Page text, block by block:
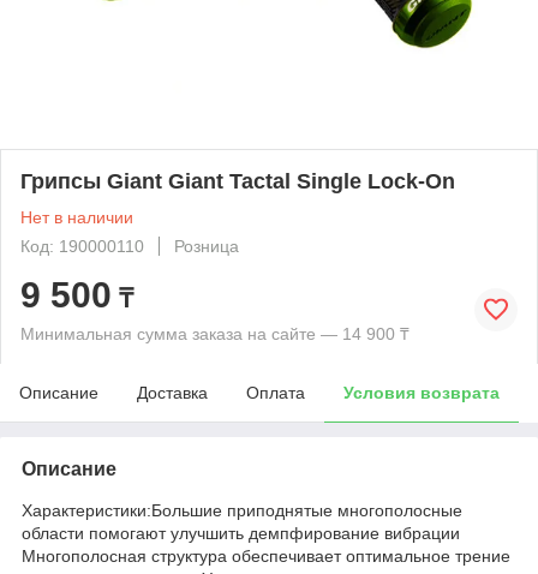
Грипсы Giant Giant Tactal Single Lock-On
Нет в наличии
Код: 190000110
Розница
9 500 ₸
Минимальная сумма заказа на сайте — 14 900 ₸
Описание Доставка Оплата Условия возврата
Описание
Характеристики:Большие приподнятые многополосные
области помогают улучшить демпфирование вибрации
Многополосная структура обеспечивает оптимальное трение